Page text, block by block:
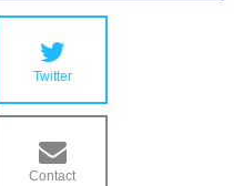
Twitter
Contact